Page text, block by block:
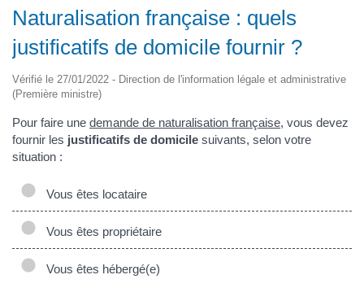
Naturalisation française : quels
justificatifs de domicile fournir ?
Vérifié le 27/01/2022 - Direction de l'information légale et administrative
(Première ministre)
Pour faire une demande de naturalisation française, vous devez
fournir les justificatifs de domicile suivants, selon votre
situation :
Vous êtes locataire
Vous êtes propriétaire
Vous êtes hébergé(e)